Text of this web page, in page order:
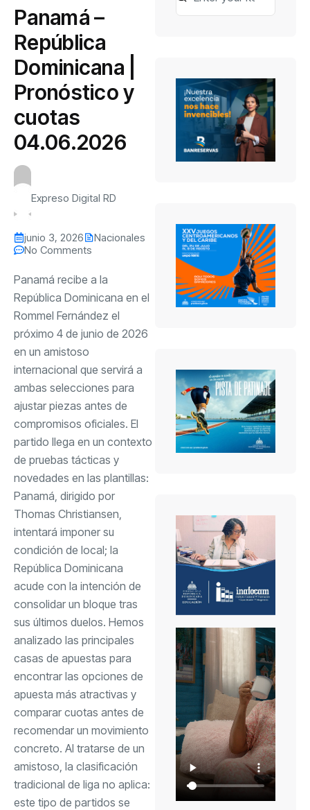
Panamá –
República
Dominicana |
Pronóstico y
cuotas
04.06.2026
Expreso Digital RD
junio 3, 2026
Nacionales
No Comments
Panamá recibe a la
República Dominicana en el
Rommel Fernández el
próximo 4 de junio de 2026
en un amistoso
internacional que servirá a
ambas selecciones para
ajustar piezas antes de
compromisos oficiales. El
partido llega en un contexto
de pruebas tácticas y
novedades en las plantillas:
Panamá, dirigido por
Thomas Christiansen,
intentará imponer su
condición de local; la
República Dominicana
acude con la intención de
consolidar un bloque tras
sus últimos duelos. Hemos
analizado las principales
casas de apuestas para
encontrar las opciones de
apuesta más atractivas y
comparar cuotas antes de
recomendar un movimiento
concreto. Al tratarse de un
amistoso, la clasificación
tradicional de liga no aplica:
este tipo de partidos se